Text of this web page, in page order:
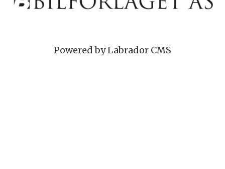
Powered by Labrador CMS